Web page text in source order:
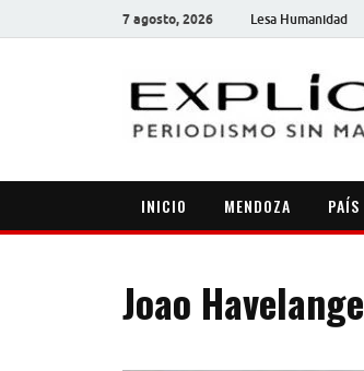
7 agosto, 2026 Lesa Humanidad
INICIO MENDOZA PAÍS
Joao Havelange